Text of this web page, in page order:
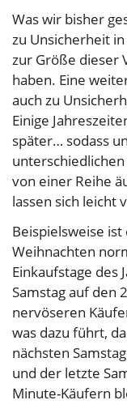
Was wir bisher
zu Unsicherheit
zur Größe dieser
haben. Eine
auch zu
Einige
später… sodass
von einer Reihe
lassen sich leicht
Beispielsweise
Weihnachten
Einkaufstage des
Samstag auf den
nervöseren
was dazu führt,
nächsten
und der letzte
Minute-Käufern